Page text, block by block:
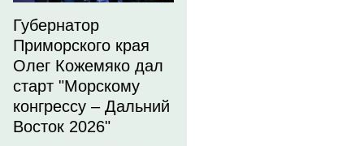
Губернатор
Приморского края
Олег Кожемяко дал
старт "Морскому
конгрессу – Дальний
Восток 2026"